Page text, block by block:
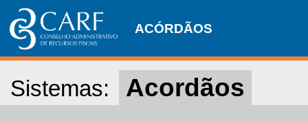
ACÓRDÃOS
Sistemas: Acordãos